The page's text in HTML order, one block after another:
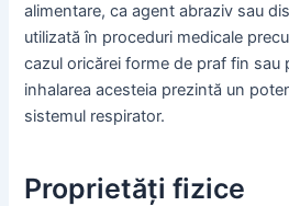
alimentare, ca agent abraziv sau
utilizată în proceduri medicale
cazul oricărei forme de praf fin sau
inhalarea acesteia prezintă un
sistemul respirator.
Proprietăți fizice